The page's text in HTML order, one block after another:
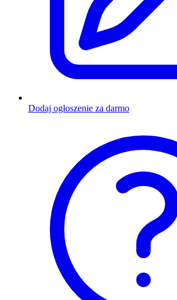
Dodaj ogłoszenie za darmo